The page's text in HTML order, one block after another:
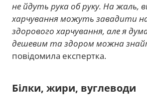
не йдуть рука об руку. На жаль,
харчування можуть завадити
здорового харчування, але я
дешевим та здором можна
повідомила експертка.
Білки, жири, вуглеводи